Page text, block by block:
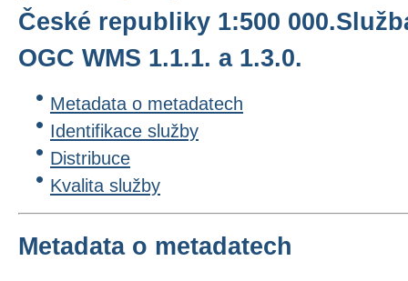
České republiky 1:500
OGC WMS 1.1.1. a 1.3.0.
Metadata o metadatech
Identifikace služby
Distribuce
Kvalita služby
Metadata o metadatech